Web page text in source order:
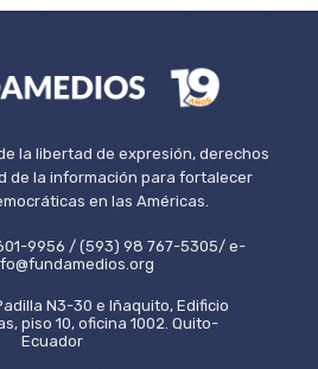
la libertad de expresión, derechos
de la información para fortalecer
en las Américas.
9956 / (593) 98 767-5305/ e-
N3-30 e Iñaquito, Edificio
piso 10, oficina 1002. Quito-
Ecuador